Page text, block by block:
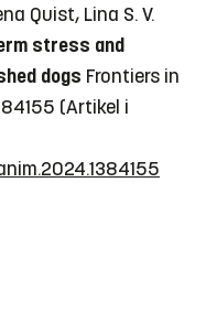
Quist, Lina S. V.
stress and
dogs Frontiers in
(Artikel i